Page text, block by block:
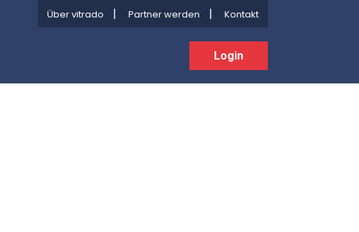
Über vitrado Partner werden Kontakt
Login